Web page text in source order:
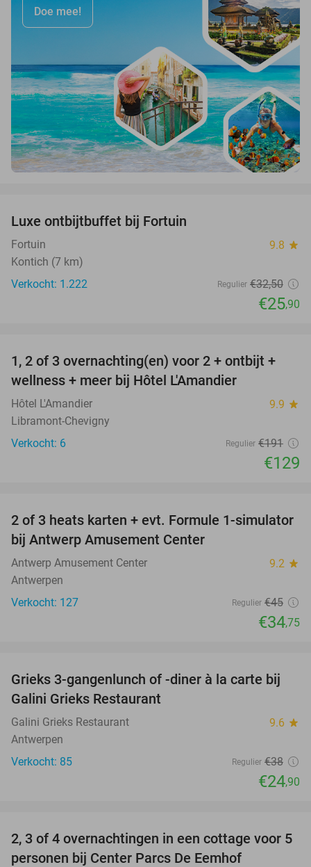
Doe mee!
Luxe ontbijtbuffet bij Fortuin
Fortuin 9.8 star
Kontich (7 km)
Verkocht: 1.222
Regulier €32,50
€25,90
32%
TODAY
1, 2 of 3 overnachting(en) voor 2 + ontbijt +
wellness + meer bij Hôtel L'Amandier
Hôtel L'Amandier 9.9 star
Libramont-Chevigny
Verkocht: 6
Regulier €191
€129
23%
2 of 3 heats karten + evt. Formule 1-simulator
bij Antwerp Amusement Center
Antwerp Amusement Center 9.2 star
Antwerpen
Verkocht: 127
Regulier €45
€34,75
34%
Grieks 3-gangenlunch of -diner à la carte bij
Galini Grieks Restaurant
Galini Grieks Restaurant 9.6 star
Antwerpen
Verkocht: 85
Regulier €38
€24,90
2, 3 of 4 overnachtingen in een cottage voor 5
personen bij Center Parcs De Eemhof